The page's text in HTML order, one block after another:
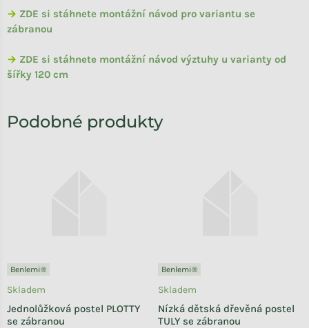
→ ZDE si stáhnete montážní návod pro variantu se
zábranou
→ ZDE si stáhnete montážní návod výztuhy u varianty od
šířky 120 cm
Benlemi®
Jednolůžková postel PLOTTY
se zábranou
Skladem
Benlemi®
Nízká dětská dřevěná postel
TULY se zábranou
Skladem